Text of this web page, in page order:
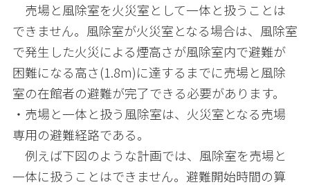
売場と風除室を火災室として一体と扱うことは
できません。風除室が火災室となる場合は、風除室
で発生した火災による煙高さが風除室内で避難が
困難になる高さ(1.8m)に達するまでに売場と風除
室の在館者の避難が完了できる必要があります。
・売場と一体と扱う風除室は、火災室となる売場
専用の避難経路である。
例えば下図のような計画では、風除室を売場と
一体に扱うことはできません。避難開始時間の算